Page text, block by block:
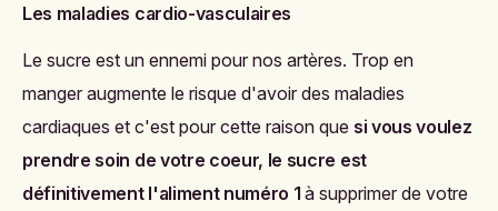
Les maladies cardio-vasculaires
Le sucre est un ennemi pour nos artères. Trop en
manger augmente le risque d'avoir des maladies
cardiaques et c'est pour cette raison que si vous voulez
prendre soin de votre coeur, le sucre est
définitivement l'aliment numéro 1 à supprimer de votre